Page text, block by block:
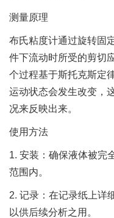
测量原理
布氏粘度计通过旋转固
件下流动时所受的剪切
个过程基于斯托克斯定
运动状态会发生改变，
况来反映出来。
使用方法
1. 安装：确保液体被完
范围内。
2. 记录：在记录纸上详
以供后续分析之用。